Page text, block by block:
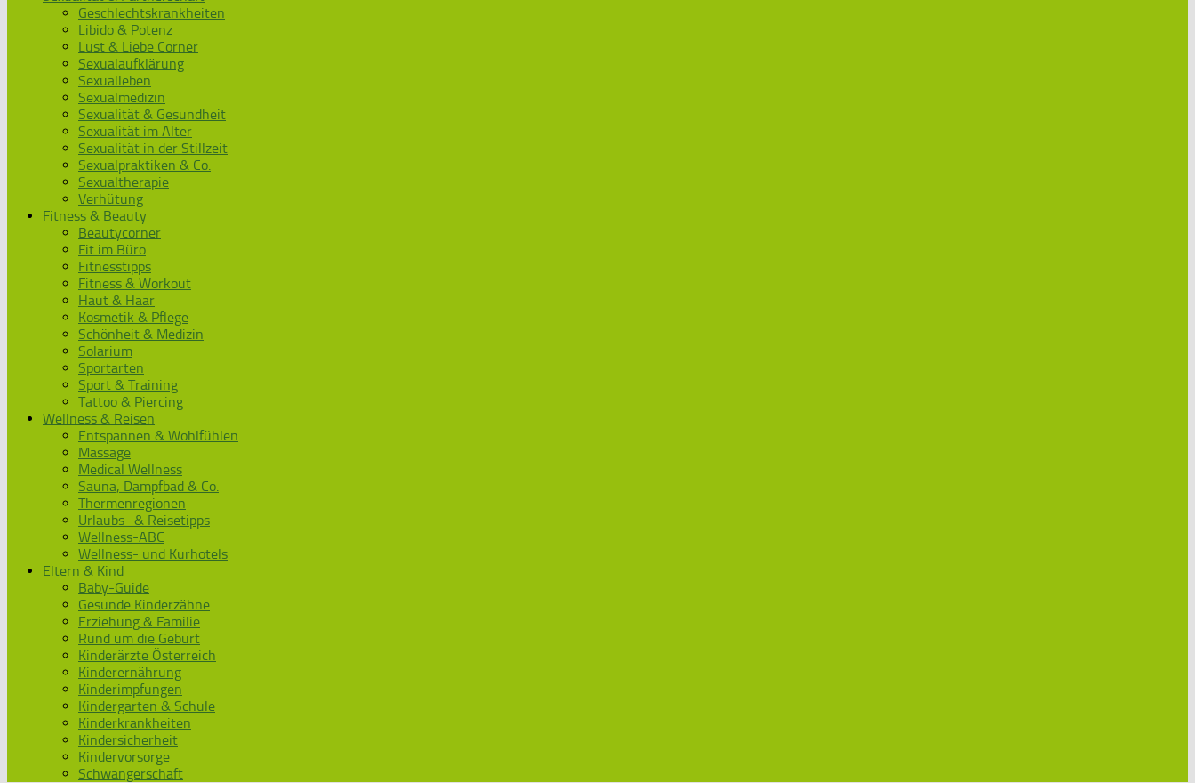
Geschlechtskrankheiten
Libido & Potenz
Lust & Liebe Corner
Sexualaufklärung
Sexualleben
Sexualmedizin
Sexualität & Gesundheit
Sexualität im Alter
Sexualität in der Stillzeit
Sexualpraktiken & Co.
Sexualtherapie
Verhütung
Fitness & Beauty
Beautycorner
Fit im Büro
Fitnesstipps
Fitness & Workout
Haut & Haar
Kosmetik & Pflege
Schönheit & Medizin
Solarium
Sportarten
Sport & Training
Tattoo & Piercing
Wellness & Reisen
Entspannen & Wohlfühlen
Massage
Medical Wellness
Sauna, Dampfbad & Co.
Thermenregionen
Urlaubs- & Reisetipps
Wellness-ABC
Wellness- und Kurhotels
Eltern & Kind
Baby-Guide
Gesunde Kinderzähne
Erziehung & Familie
Rund um die Geburt
Kinderärzte Österreich
Kinderernährung
Kinderimpfungen
Kindergarten & Schule
Kinderkrankheiten
Kindersicherheit
Kindervorsorge
Schwangerschaft